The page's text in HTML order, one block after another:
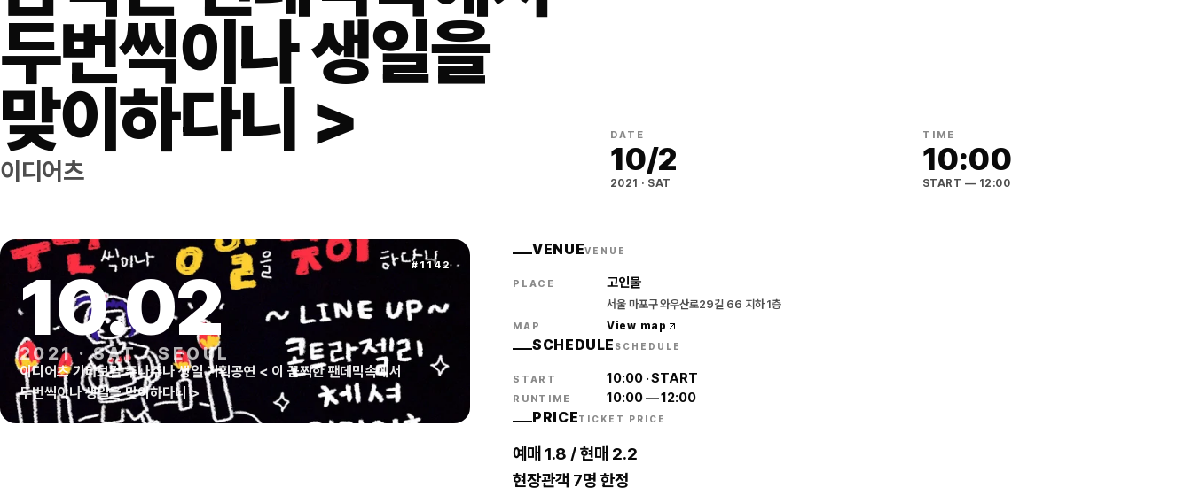
두번씩이나 생일을
맞이하다니 >
이디어츠
DATE
10/2
2021 · SAT
TIME
10:00
START — 12:00
# 1142
10.02
2021·SAT·SEOUL
이디어츠 기타보컬 주나주나 생일 기획공연 < 이 끔찍한 팬데믹속에서
두번씩이나 생일을 맞이하다니 >
VENUEVENUE
PLACE 고인물
서울 마포구 와우산로29길 66 지하 1층
MAP View map
SCHEDULE SCHEDULE
START 10:00·START
RUNTIME 10:00—12:00
PRICETICKET PRICE
예매 1.8 / 현매 2.2
현장관객 7명 한정